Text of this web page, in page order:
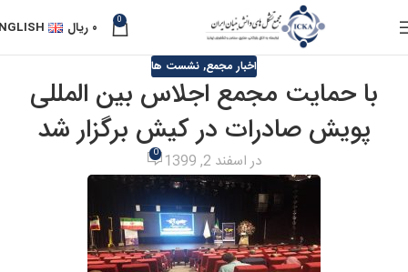
0 ۰ ریال
اخبار مجمع, نشست ها
با حمایت مجمع اجلاس بین المللی
پویش صادرات در کیش برگزار شد
در اسفند 2, 1399 0